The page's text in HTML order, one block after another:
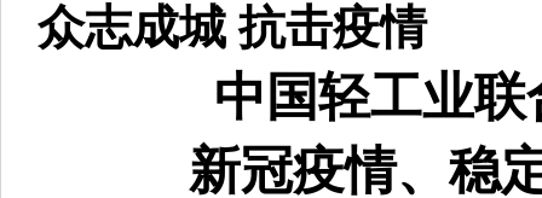
众志成城 抗击疫情
中国轻工业
新冠疫情、稳